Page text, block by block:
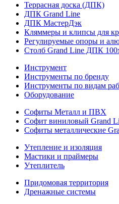
Террасная доска (ДПК)
ДПК Grand Line
ДПК МастерДэк
Кляммеры и клипсы для
Регулируемые опоры и
Столб Grand Line ДПК
Инструмент
Инструменты по бренду
Инструменты по видам
Оборудование
Софиты Металл и ПВХ
Софит виниловый Grand
Софиты металлические
Утепление и изоляция
Мастики и праймеры
Утеплитель
Придомовая территория
Дренажные системы